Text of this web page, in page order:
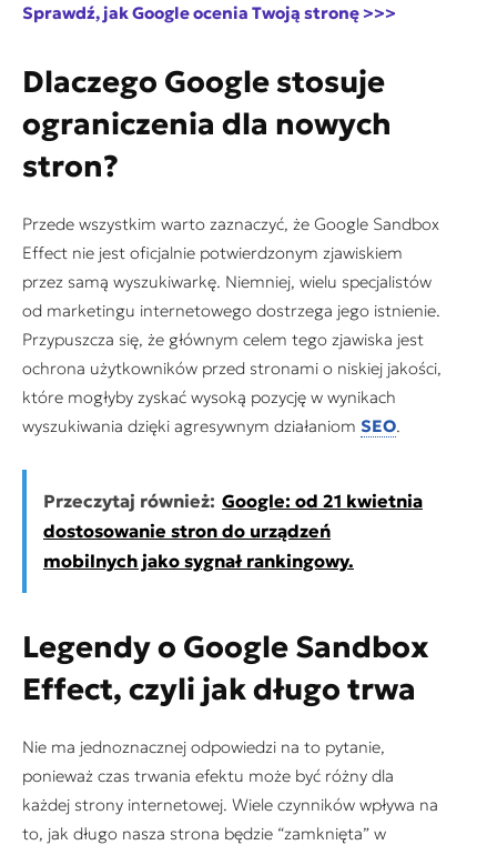
Sprawdź, jak Google ocenia Twoją stronę >>>
Dlaczego Google stosuje
ograniczenia dla nowych
stron?
Przede wszystkim warto zaznaczyć, że Google Sandbox
Effect nie jest oficjalnie potwierdzonym zjawiskiem
przez samą wyszukiwarkę. Niemniej, wielu specjalistów
od marketingu internetowego dostrzega jego istnienie.
Przypuszcza się, że głównym celem tego zjawiska jest
ochrona użytkowników przed stronami o niskiej jakości,
które mogłyby zyskać wysoką pozycję w wynikach
wyszukiwania dzięki agresywnym działaniom SEO.
Przeczytaj również: Google: od 21 kwietnia
dostosowanie stron do urządzeń
mobilnych jako sygnał rankingowy.
Legendy o Google Sandbox
Effect, czyli jak długo trwa
Nie ma jednoznacznej odpowiedzi na to pytanie,
ponieważ czas trwania efektu może być różny dla
każdej strony internetowej. Wiele czynników wpływa na
to, jak długo nasza strona będzie “zamknięta” w